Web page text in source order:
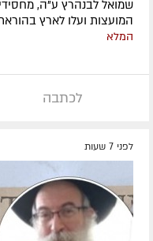
שמואל לבנהרץ ע"ה,
המועצות ועלו לארץ
המלא
לכתבה
לפני 7 שעות